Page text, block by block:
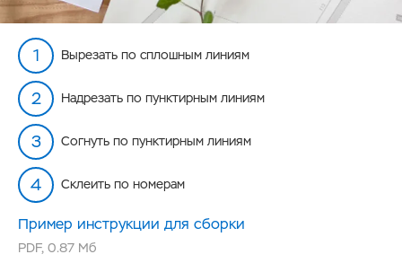
Вырезать по сплошным линиям
Надрезать по пунктирным линиям
Согнуть по пунктирным линиям
Склеить по номерам
Пример инструкции для сборки
PDF, 0.87 Мб